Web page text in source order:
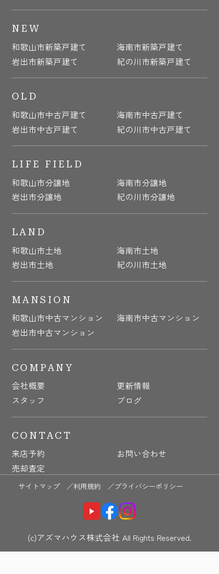
NEW
和歌山市新築戸建て
海南市新築戸建て
岩出市新築戸建て
紀の川市新築戸建て
OLD
和歌山市中古戸建て
海南市中古戸建て
岩出市中古戸建て
紀の川市中古戸建て
LIFE FIELD
和歌山市分譲地
海南市分譲地
岩出市分譲地
紀の川市分譲地
LAND
和歌山市土地
海南市土地
岩出市土地
紀の川市土地
MANSION
和歌山市中古マンション
海南市中古マンション
岩出市中古マンション
COMPANY
会社概要
更新情報
スタッフ
ブログ
CONTACT
来店予約
お問い合わせ
売却査定
サイトマップ ／利用規約 ／プライバシーポリシー
(c)アズマハウス株式会社 All Rights Reserved.